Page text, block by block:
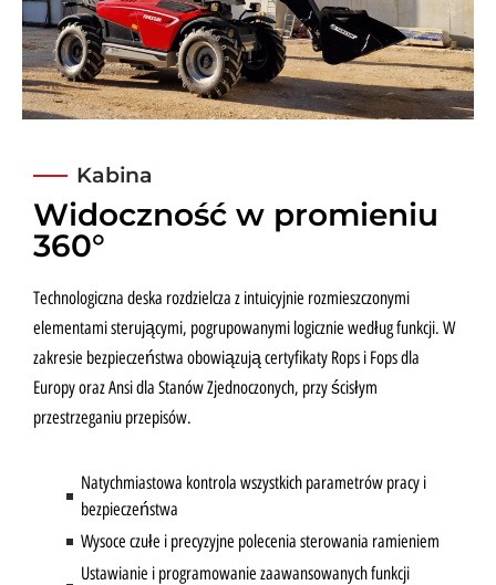
Kabina
Widoczność w promieniu
360°
Technologiczna deska rozdzielcza z intuicyjnie rozmieszczonymi
elementami sterującymi, pogrupowanymi logicznie według funkcji. W
zakresie bezpieczeństwa obowiązują certyfikaty Rops i Fops dla
Europy oraz Ansi dla Stanów Zjednoczonych, przy ścisłym
przestrzeganiu przepisów.
Natychmiastowa kontrola wszystkich parametrów pracy i
bezpieczeństwa
Wysoce czułe i precyzyjne polecenia sterowania ramieniem
Ustawianie i programowanie zaawansowanych funkcji